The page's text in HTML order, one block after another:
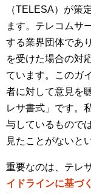
（TELESA）が策
ます。テレコムサ
する業界団体であ
を受けた場合の対
ています。このガ
者に対して意見を
レサ書式」です。
与しているもので
見たことがないと
重要なのは、テレ
イドラインに基づ